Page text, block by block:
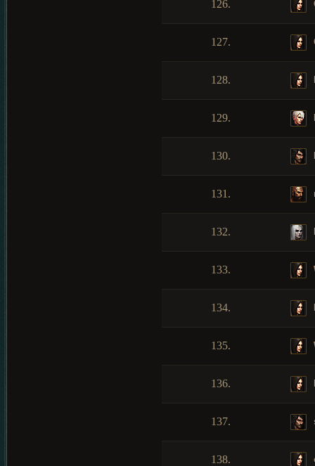
126.
127.
128.
129.
130.
131.
132.
133.
134.
135.
136.
137.
138.